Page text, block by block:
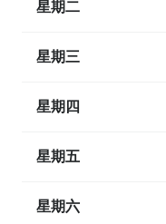
星期二
星期三
星期四
星期五
星期六